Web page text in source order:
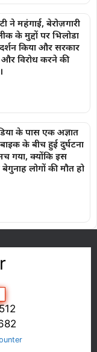
ने महंगाई, बेरोज़गारी
के मुद्दों पर भिलोडा
किया और सरकार
विरोध करने की
के पास एक अज्ञात
के बीच हुई दुर्घटना
गया, क्योंकि इस
लोगों की मौत हो